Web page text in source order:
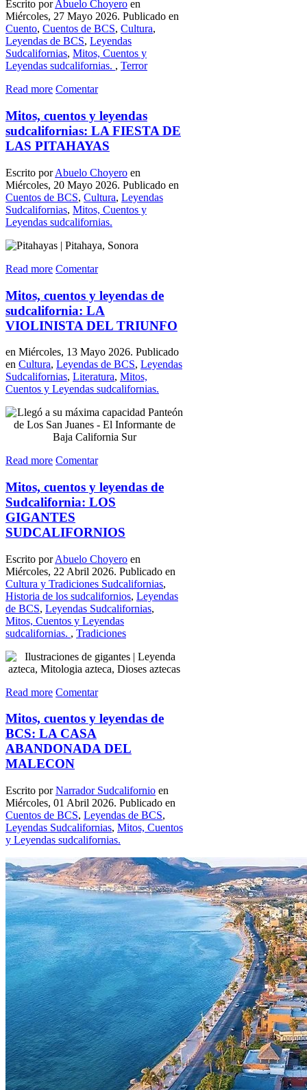
Escrito porAbuelo Choyero en
Miércoles, 27 Mayo 2026. Publicado en
Cuento, Cuentos de BCS, Cultura,
Leyendas de BCS, Leyendas
Sudcalifornias, Mitos, Cuentos y
Leyendas sudcalifornias. , Terror
Read more Comentar
Mitos, cuentos y leyendas
sudcalifornias: LA FIESTA DE
LAS PITAHAYAS
Escrito porAbuelo Choyero en
Miércoles, 20 Mayo 2026. Publicado en
Cuentos de BCS, Cultura, Leyendas
Sudcalifornias, Mitos, Cuentos y
Leyendas sudcalifornias.
Read more Comentar
Mitos, cuentos y leyendas de
sudcalifornia: LA
VIOLINISTA DEL TRIUNFO
en Miércoles, 13 Mayo 2026. Publicado
en Cultura, Leyendas de BCS, Leyendas
Sudcalifornias, Literatura, Mitos,
Cuentos y Leyendas sudcalifornias.
Read more Comentar
Mitos, cuentos y leyendas de
Sudcalifornia: LOS
GIGANTES
SUDCALIFORNIOS
Escrito porAbuelo Choyero en
Miércoles, 22 Abril 2026. Publicado en
Cultura y Tradiciones Sudcalifornias,
Historia de los sudcalifornios, Leyendas
de BCS, Leyendas Sudcalifornias,
Mitos, Cuentos y Leyendas
sudcalifornias. , Tradiciones
Read more Comentar
Mitos, cuentos y leyendas de
BCS: LA CASA
ABANDONADA DEL
MALECON
Escrito porNarrador Sudcalifornio en
Miércoles, 01 Abril 2026. Publicado en
Cuentos de BCS, Leyendas de BCS,
Leyendas Sudcalifornias, Mitos, Cuentos
y Leyendas sudcalifornias.